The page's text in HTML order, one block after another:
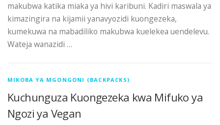
makubwa katika miaka ya hivi karibuni. Kadiri maswala ya
kimazingira na kijamii yanavyozidi kuongezeka,
kumekuwa na mabadiliko makubwa kuelekea uendelevu.
Wateja wanazidi …
MIKOBA YA MGONGONI (BACKPACKS)
Kuchunguza Kuongezeka kwa Mifuko ya
Ngozi ya Vegan